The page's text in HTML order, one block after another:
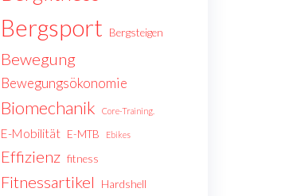
Bergsport Bergsteigen
Bewegung
Bewegungsökonomie
Biomechanik Core-Training.
E-Mobilität E-MTB Ebikes
Effizienz fitness
Fitnessartikel Hardshell